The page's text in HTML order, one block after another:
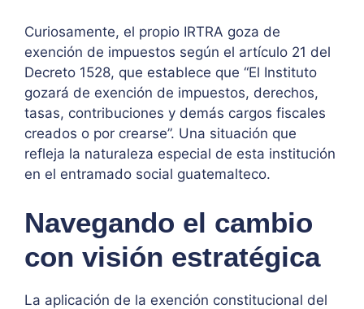
Curiosamente, el propio IRTRA goza de
exención de impuestos según el artículo 21 del
Decreto 1528, que establece que “El Instituto
gozará de exención de impuestos, derechos,
tasas, contribuciones y demás cargos fiscales
creados o por crearse”. Una situación que
refleja la naturaleza especial de esta institución
en el entramado social guatemalteco.
Navegando el cambio
con visión estratégica
La aplicación de la exención constitucional del